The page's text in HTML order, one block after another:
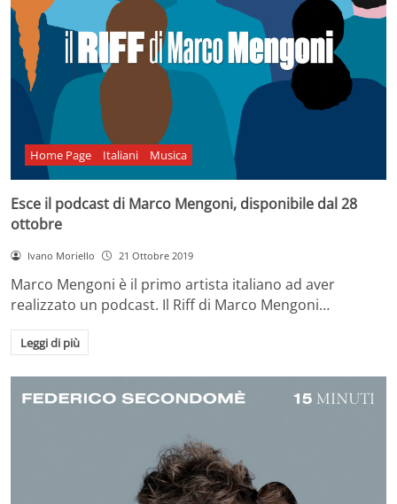
Home Page Italiani Musica
Esce il podcast di Marco Mengoni, disponibile dal 28
ottobre
Ivano Moriello 21 Ottobre 2019
Marco Mengoni è il primo artista italiano ad aver
realizzato un podcast. Il Riff di Marco Mengoni…
Leggi di più